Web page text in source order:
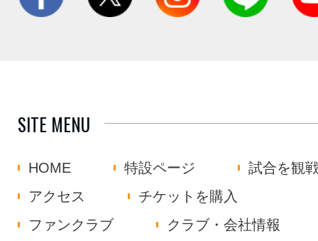
SITE MENU
HOME 特設ページ
試合を観
アクセス
チケットを購入
ファンクラブ
クラブ・会社情報